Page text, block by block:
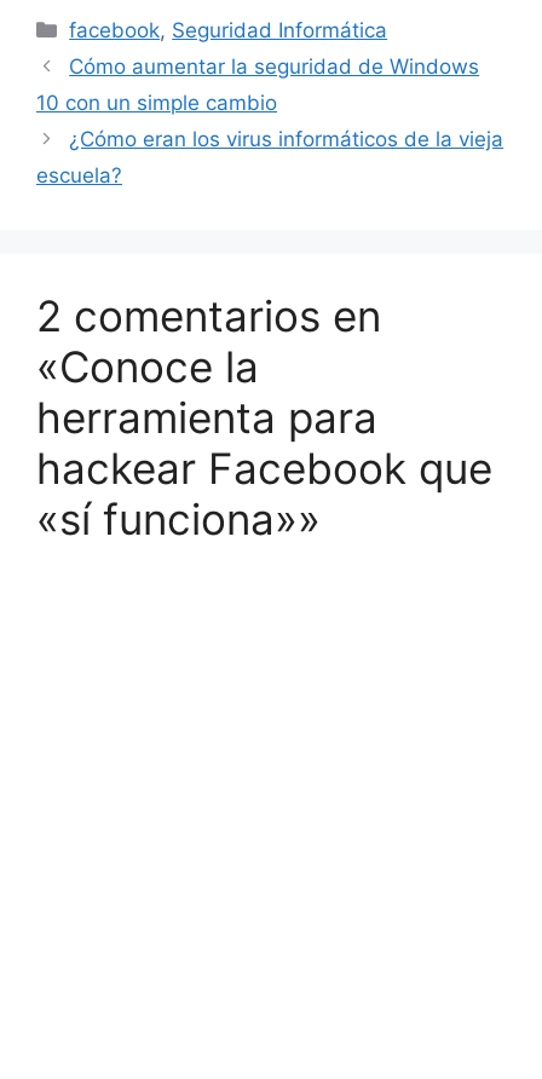
Categorías
facebook, Seguridad Informática
Cómo aumentar la seguridad de Windows
10 con un simple cambio
¿Cómo eran los virus informáticos de la vieja
escuela?
2 comentarios en
«Conoce la
herramienta para
hackear Facebook que
«sí funciona»»